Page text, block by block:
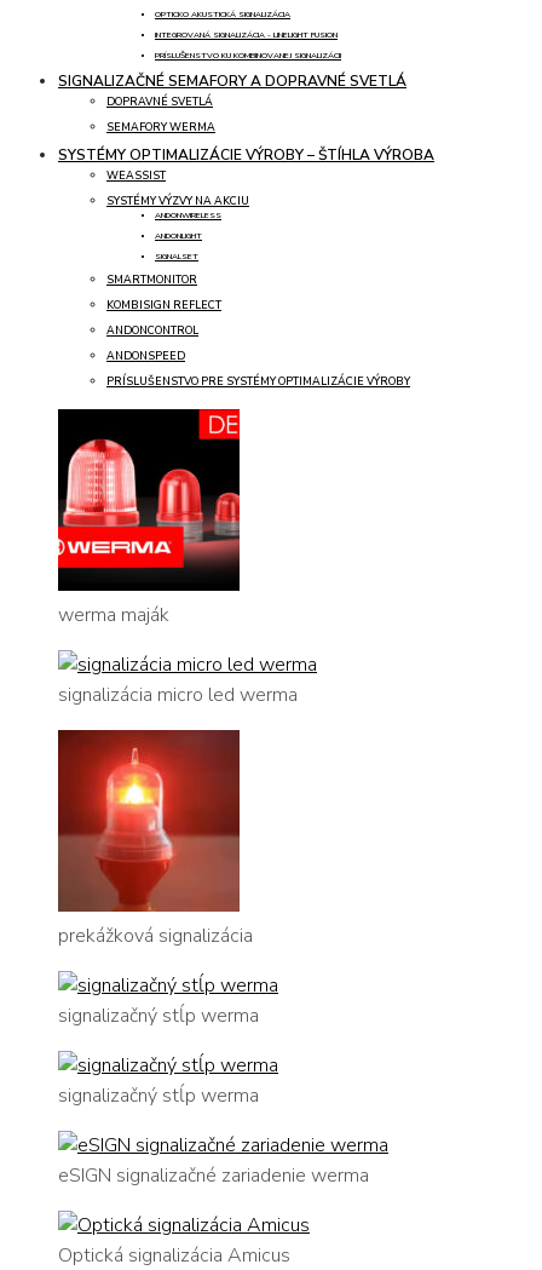
OPTICKO AKUSTICKÁ SIGNALIZÁCIA
INTEGROVANÁ SIGNALIZÁCIA - LINELIGHT FUSION
PRÍSLUŠENSTVO KU KOMBINOVANEJ SIGNALIZÁCII
SIGNALIZAČNÉ SEMAFORY A DOPRAVNÉ SVETLÁ
DOPRAVNÉ SVETLÁ
SEMAFORY WERMA
SYSTÉMY OPTIMALIZÁCIE VÝROBY – ŠTÍHLA VÝROBA
WEASSIST
SYSTÉMY VÝZVY NA AKCIU
ANDONWIRELESS
ANDONLIGHT
SIGNALSET
SMARTMONITOR
KOMBISIGN REFLECT
ANDONCONTROL
ANDONSPEED
PRÍSLUŠENSTVO PRE SYSTÉMY OPTIMALIZÁCIE VÝROBY
werma maják
signalizácia micro led werma
prekážková signalizácia
signalizačný stĺp werma
signalizačný stĺp werma
eSIGN signalizačné zariadenie werma
Optická signalizácia Amicus